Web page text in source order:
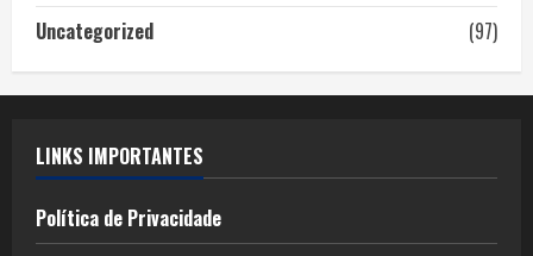
Uncategorized
(97)
LINKS IMPORTANTES
Política de Privacidade